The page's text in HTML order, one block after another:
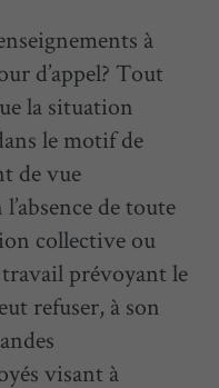
à
d’appel? Tout
la situation
le motif de
de vue
de toute
collective ou
prévoyant le
refuser, à son
visant à